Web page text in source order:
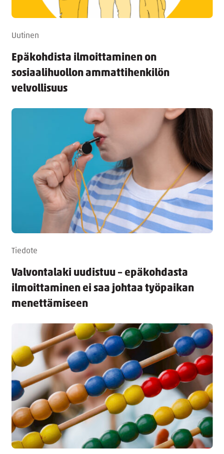
Uutinen
Epäkohdista ilmoittaminen on
sosiaalihuollon ammattihenkilön
velvollisuus
Tiedote
Valvontalaki uudistuu – epäkohdasta
ilmoittaminen ei saa johtaa työpaikan
menettämiseen